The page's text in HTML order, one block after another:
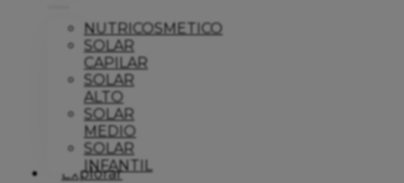
NUTRICOSMETICO
SOLAR
CAPILAR
SOLAR
ALTO
SOLAR
MEDIO
SOLAR
INFANTIL
Explorar